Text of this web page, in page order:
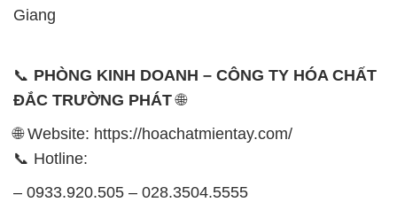
Giang
📞 PHÒNG KINH DOANH – CÔNG TY HÓA CHẤT
ĐẮC TRƯỜNG PHÁT🌐
🌐 Website: https://hoachatmientay.com/
📞 Hotline:
– 0933.920.505 – 028.3504.5555